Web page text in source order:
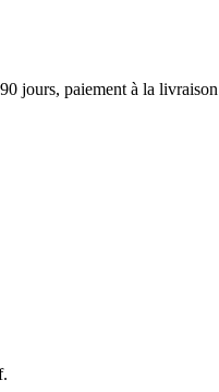
jours, paiement à la